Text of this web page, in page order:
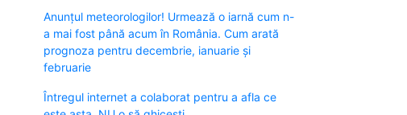
Anunțul meteorologilor! Urmează o iarnă cum n-
a mai fost până acum în România. Cum arată
prognoza pentru decembrie, ianuarie și
februarie
Întregul internet a colaborat pentru a afla ce